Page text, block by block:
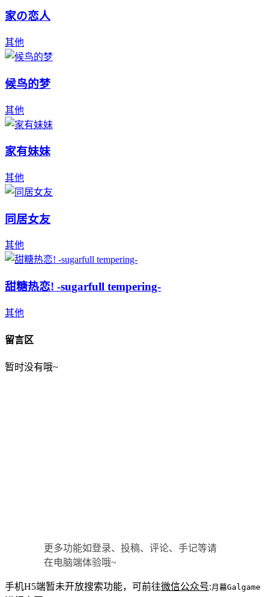
家の恋人
其他
候鸟的梦
其他
家有妹妹
其他
同居女友
其他
甜糖热恋! -sugarfull tempering-
其他
留言区
暂时没有哦~
更多功能如登录、投稿、评论、手记等请
在电脑端体验哦~
手机H5端暂未开放搜索功能，可前往微信公众号: 月幕Galgame